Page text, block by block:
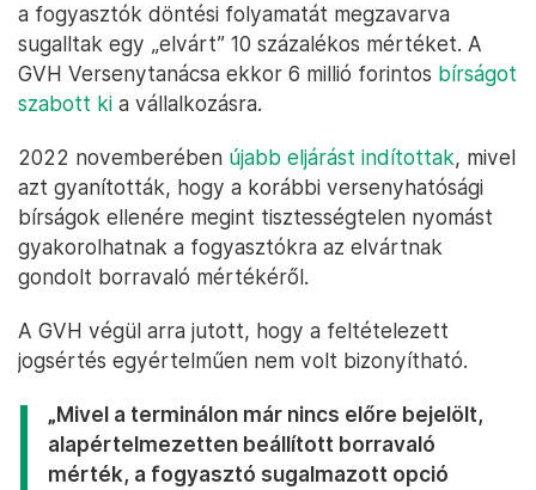
a fogyasztók döntési folyamatát megzavarva
sugalltak egy „elvárt” 10 százalékos mértéket. A
GVH Versenytanácsa ekkor 6 millió forintos bírságot
szabott ki a vállalkozásra.
2022 novemberében újabb eljárást indítottak, mivel
azt gyanították, hogy a korábbi versenyhatósági
bírságok ellenére megint tisztességtelen nyomást
gyakorolhatnak a fogyasztókra az elvártnak
gondolt borravaló mértékéről.
A GVH végül arra jutott, hogy a feltételezett
jogsértés egyértelműen nem volt bizonyítható.
„Mivel a terminálon már nincs előre bejelölt,
alapértelmezetten beállított borravaló
mérték, a fogyasztó sugalmazott opció